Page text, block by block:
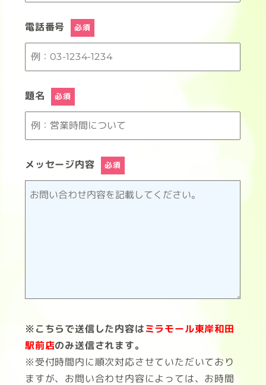
電話番号 必須
題名 必須
メッセージ内容 必須
※こちらで送信した内容は ミラモール東岸和田
駅前店のみ送信されます。
※受付時間内に順次対応させていただいており
ますが、お問い合わせ内容によっては、お時間